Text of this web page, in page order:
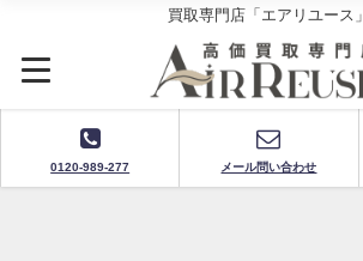
買取専門店「エアリユース」
0120-989-277 メール問い合わせ